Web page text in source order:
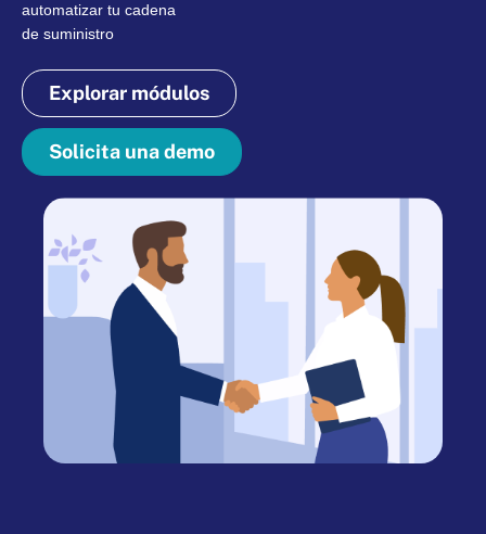
automatizar tu cadena
de suministro
Explorar módulos
Solicita una demo